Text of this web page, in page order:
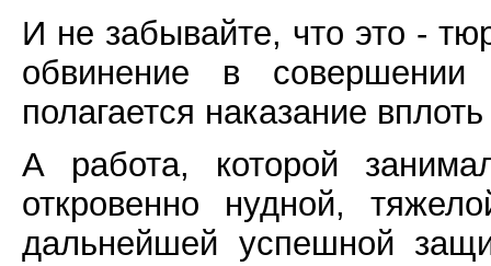
И не забывайте, что это -
обвинение в совершении
полагается наказание
А работа, которой
откровенно нудной,
дальнейшей успешной